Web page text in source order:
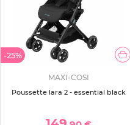
-25%
MAXI-COSI
Poussette lara 2 - essential black